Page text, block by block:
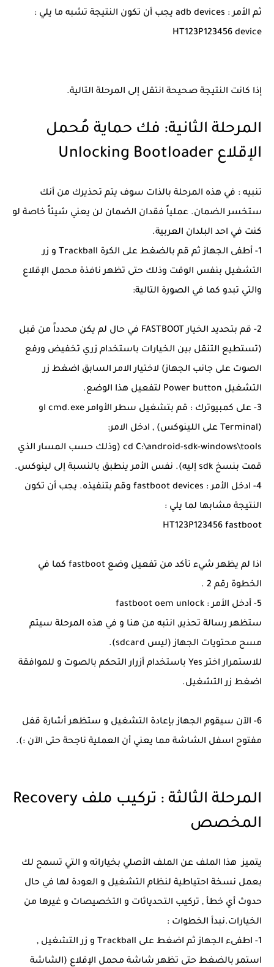
ثم الأمر : adb devices يجب أن تكون النتيجة تشبه ما يلي :
HT123P123456 device
إذا كانت النتيجة صحيحة انتقل إلى المرحلة التالية.
المرحلة الثانية: فك حماية مُحمل
الإقلاع Unlocking Bootloader
تنبيه : في هذه المرحلة بالذات سوف يتم تحذيرك من أنك
ستخسر الضمان. عملياً فقدان الضمان لن يعني شيئاً خاصة لو
كنت في احد البلدان العربية.
1- أطفى الجهاز ثم قم بالضغط على الكرة Trackball و زر
التشغيل بنفس الوقت وذلك حتى تظهر نافذة محمل الإقلاع
والتي تبدو كما في الصورة التالية:
2- قم بتحديد الخيار FASTBOOT في حال لم يكن محدداً من قبل
(تستطيع التنقل بين الخيارات باستخدام زري تخفيض ورفع
الصوت على جانب الجهاز) لاختيار الامر السابق اضغط زر
التشغيل Power button لتفعيل هذا الوضع.
3- على كمبيوترك : قم بتشغيل سطر الأوامر cmd.exe او
(Terminal على اللينوكس) , ادخل الامر:
cd C:\android-sdk-windows\tools (وذلك حسب المسار الذي
قمت بنسخ sdk إليه). نفس الأمر ينطبق بالنسبة إلى لينوكس.
4- ادخل الأمر : fastboot devices وقم بتنفيذه. يجب أن تكون
النتيجة مشابها لما يلي :
HT123P123456 fastboot
اذا لم يظهر شيء تأكد من تفعيل وضع fastboot كما في
الخطوة رقم 2 .
5- أدخل الأمر : fastboot oem unlock
ستظهر رسالة تحذير, انتبه من هنا و في هذه المرحلة سيتم
مسح محتويات الجهاز (ليس sdcard).
للاستمرار اختر Yes باستخدام أزرار التحكم بالصوت و للموافقة
اضغط زر التشغيل.
6- الآن سيقوم الجهاز بإعادة التشغيل و ستظهر أشارة قفل
مفتوح اسفل الشاشة مما يعني أن العملية ناجحة حتى الآن :).
المرحلة الثالثة : تركيب ملف Recovery
المخصص
يتميز هذا الملف عن الملف الأصلي بخياراته و التي تسمح لك
بعمل نسخة احتياطية لنظام التشغيل و العودة لها في حال
حدوث أي خطأ , تركيب التحدياثات و التخصيصات و غيرها من
الخيارات.نبدأ الخطوات :
1- اطفىء الجهاز ثم اضغط على Trackball و زر التشغيل ,
استمر بالضغط حتى تظهر شاشة محمل الإقلاع (الشاشة